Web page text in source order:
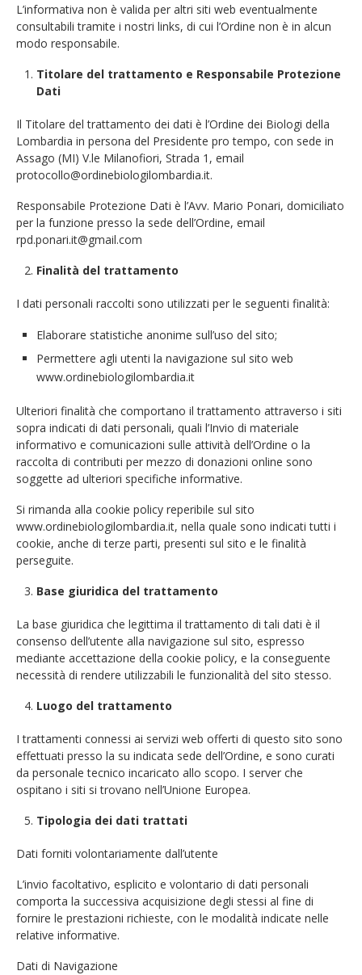
L’informativa non è valida per altri siti web eventualmente
consultabili tramite i nostri links, di cui l’Ordine non è in alcun
modo responsabile.
Titolare del trattamento e Responsabile Protezione
Dati
Il Titolare del trattamento dei dati è l’Ordine dei Biologi della
Lombardia in persona del Presidente pro tempo, con sede in
Assago (MI) V.le Milanofiori, Strada 1, email
protocollo@ordinebiologilombardia.it.
Responsabile Protezione Dati è l’Avv. Mario Ponari, domiciliato
per la funzione presso la sede dell’Ordine, email
rpd.ponari.it@gmail.com
Finalità del trattamento
I dati personali raccolti sono utilizzati per le seguenti finalità:
Elaborare statistiche anonime sull’uso del sito;
Permettere agli utenti la navigazione sul sito web
www.ordinebiologilombardia.it
Ulteriori finalità che comportano il trattamento attraverso i siti
sopra indicati di dati personali, quali l’Invio di materiale
informativo e comunicazioni sulle attività dell’Ordine o la
raccolta di contributi per mezzo di donazioni online sono
soggette ad ulteriori specifiche informative.
Si rimanda alla cookie policy reperibile sul sito
www.ordinebiologilombardia.it, nella quale sono indicati tutti i
cookie, anche di terze parti, presenti sul sito e le finalità
perseguite.
Base giuridica del trattamento
La base giuridica che legittima il trattamento di tali dati è il
consenso dell’utente alla navigazione sul sito, espresso
mediante accettazione della cookie policy, e la conseguente
necessità di rendere utilizzabili le funzionalità del sito stesso.
Luogo del trattamento
I trattamenti connessi ai servizi web offerti di questo sito sono
effettuati presso la su indicata sede dell’Ordine, e sono curati
da personale tecnico incaricato allo scopo. I server che
ospitano i siti si trovano nell’Unione Europea.
Tipologia dei dati trattati
Dati forniti volontariamente dall’utente
L’invio facoltativo, esplicito e volontario di dati personali
comporta la successiva acquisizione degli stessi al fine di
fornire le prestazioni richieste, con le modalità indicate nelle
relative informative.
Dati di Navigazione